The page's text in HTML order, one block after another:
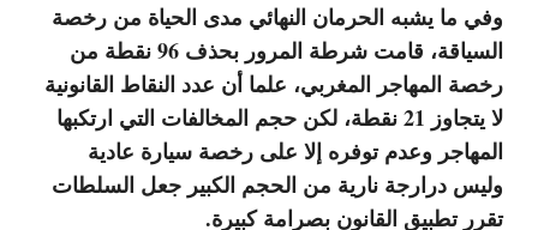
وفي ما يشبه الحرمان النهائي مدى الحياة من رخصة
السياقة، قامت شرطة المرور بحذف 96 نقطة من
رخصة المهاجر المغربي، علما أن عدد النقاط القانونية
لا يتجاوز 21 نقطة، لكن حجم المخالفات التي ارتكبها
المهاجر وعدم توفره إلا على رخصة سيارة عادية
وليس درارجة نارية من الحجم الكبير جعل السلطات
تقرر تطبيق القانون بصرامة كبيرة.